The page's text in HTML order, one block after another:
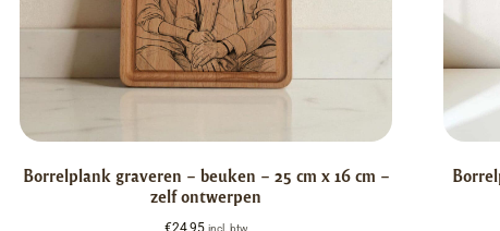
Borrelplank graveren – beuken – 25 cm x 16 cm –
zelf ontwerpen